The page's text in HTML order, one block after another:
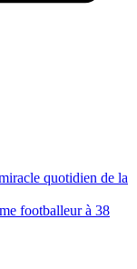
quotidien de la
footballeur à 38